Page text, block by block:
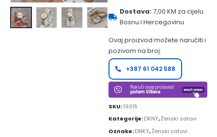
Dostava:7,00 KM za cijelu
Bosnu i Hercegovinu
Ovaj proizvod možete naručiti i
pozivom na broj:
+387 61 042 588
SKU:19315
Kategorije:DKNY,Ženski satovi
Oznake:DNKY,Ženski satovi